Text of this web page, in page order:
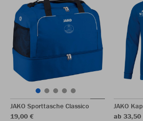
JAKO Sporttasche Classico
19,00 €
JAKO
ab 33,50